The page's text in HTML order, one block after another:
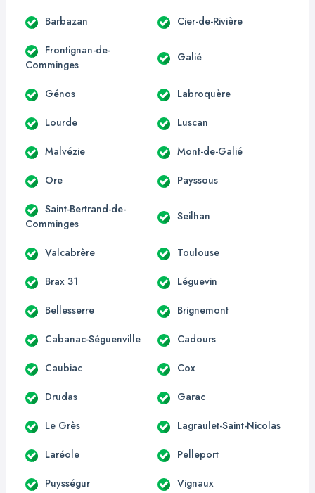
Barbazan Cier-de-Rivière
Frontignan-de-
Comminges
Galié
Génos Labroquère
Lourde Luscan
Malvézie Mont-de-Galié
Ore Payssous
Saint-Bertrand-de-
Comminges
Seilhan
Valcabrère Toulouse
Brax 31 Léguevin
Bellesserre Brignemont
Cabanac-Séguenville Cadours
Caubiac Cox
Drudas Garac
Le Grès Lagraulet-Saint-Nicolas
Laréole Pelleport
Puysségur Vignaux